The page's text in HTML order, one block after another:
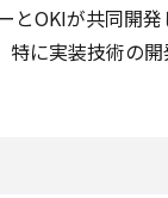
OKIが共同開
に実装技術の